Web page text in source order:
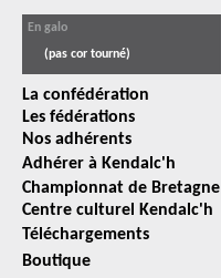
En galo
(pas cor tourné)
La confédération
Les fédérations
Nos adhérents
Adhérer à Kendalc'h
Championnat de Bretagne
Centre culturel Kendalc'h
Téléchargements
Boutique